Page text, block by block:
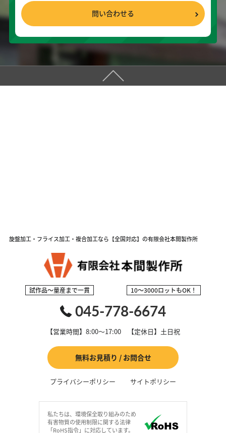
問い合わせる
旋盤加工・フライス加工・複合加工なら【全国対応】の有限会社本間製作所
試作品～量産まで一貫 10～3000ロットもOK！
045-778-6674
【営業時間】8:00～17:00 【定休日】土日祝
無料お見積り / お問合せ
プライバシーポリシー サイトポリシー
私たちは、環境保全取り組みのため
有害物質の使用制限に関する法律
「RoHS指令」に対応しています。